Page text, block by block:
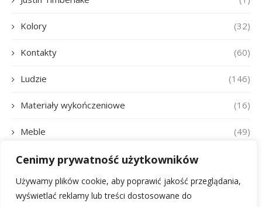
Cenimy prywatność użytkowników
Używamy plików cookie, aby poprawić jakość przeglądania,
wyświetlać reklamy lub treści dostosowane do
Kolory (32)
Kontakty (60)
Ludzie (146)
Materiały wykończeniowe (16)
Meble (49)
Oświetlenie
Pete Davidson (1)